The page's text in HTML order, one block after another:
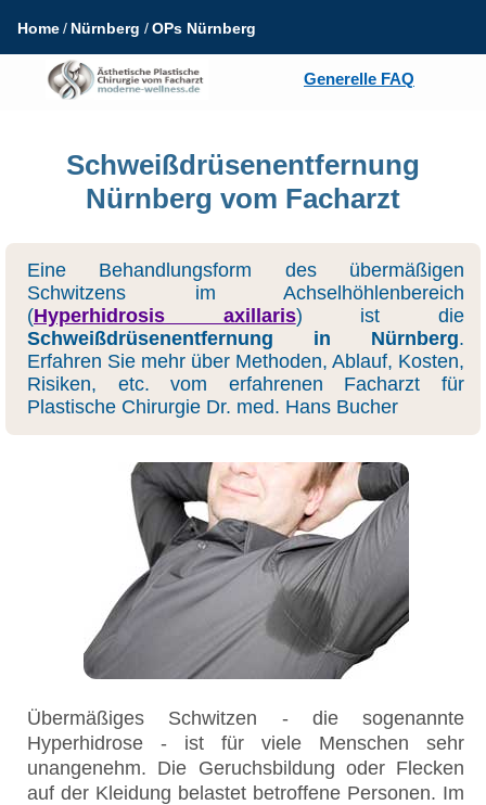
Generelle FAQ
Home Nürnberg OPs Nürnberg
Schweißdrüsenentfernung
Nürnberg vom Facharzt
Eine Behandlungsform des übermäßigen
Schwitzens im Achselhöhlenbereich
(Hyperhidrosis axillaris) ist die
Schweißdrüsenentfernung in Nürnberg.
Erfahren Sie mehr über Methoden, Ablauf, Kosten,
Risiken, etc. vom erfahrenen Facharzt für
Plastische Chirurgie Dr. med. Hans Bucher
Übermäßiges Schwitzen - die sogenannte
Hyperhidrose - ist für viele Menschen sehr
unangenehm. Die Geruchsbildung oder Flecken
auf der Kleidung belastet betroffene Personen. Im